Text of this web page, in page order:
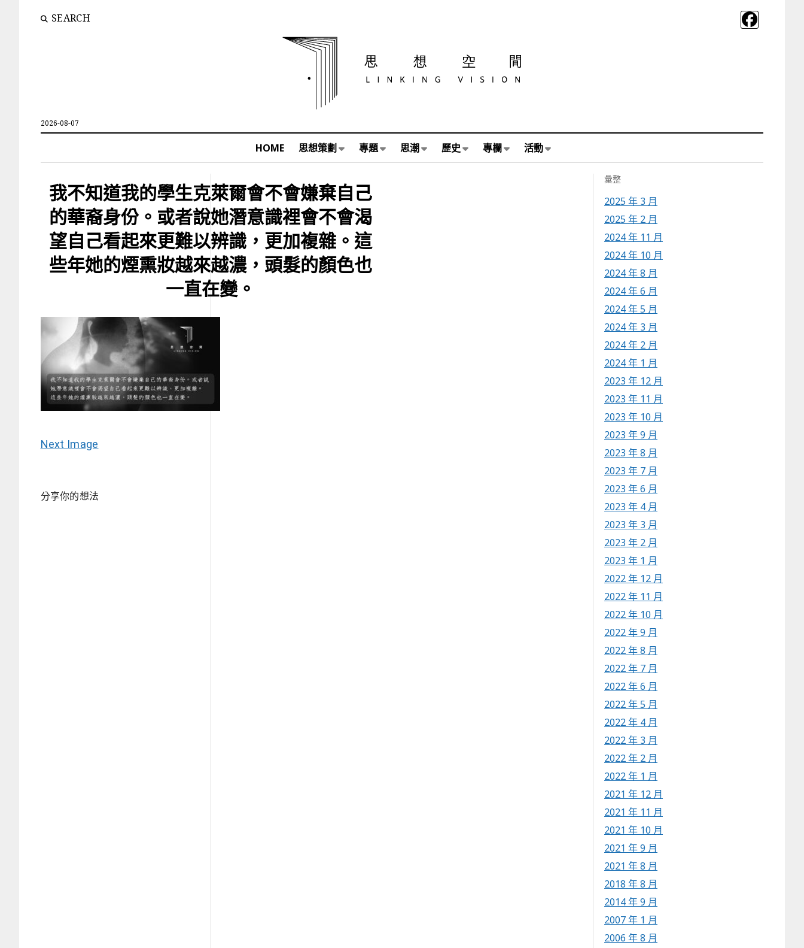
SEARCH
2026-08-07
HOME 思想策劃 專題 思潮 歷史 專欄 活動
我不知道我的學生克萊爾會不會嫌棄自己
的華裔身份。或者說她潛意識裡會不會渴
望自己看起來更難以辨識，更加複雜。這
些年她的煙熏妝越來越濃，頭髮的顏色也
一直在變。
Next Image
分享你的想法
彙整
2025 年 3 月
2025 年 2 月
2024 年 11 月
2024 年 10 月
2024 年 8 月
2024 年 6 月
2024 年 5 月
2024 年 3 月
2024 年 2 月
2024 年 1 月
2023 年 12 月
2023 年 11 月
2023 年 10 月
2023 年 9 月
2023 年 8 月
2023 年 7 月
2023 年 6 月
2023 年 4 月
2023 年 3 月
2023 年 2 月
2023 年 1 月
2022 年 12 月
2022 年 11 月
2022 年 10 月
2022 年 9 月
2022 年 8 月
2022 年 7 月
2022 年 6 月
2022 年 5 月
2022 年 4 月
2022 年 3 月
2022 年 2 月
2022 年 1 月
2021 年 12 月
2021 年 11 月
2021 年 10 月
2021 年 9 月
2021 年 8 月
2018 年 8 月
2014 年 9 月
2007 年 1 月
2006 年 8 月